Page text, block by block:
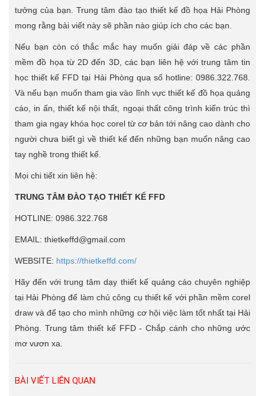
tưởng của bạn. Trung tâm đào tạo thiết kế đồ họa Hải Phòng
mong rằng bài viết này sẽ phần nào giúp ích cho các bạn.
Nếu bạn còn có thắc mắc hay muốn giải đáp về các phần
mềm đồ họa từ 2D đến 3D, các bạn liên hệ với trung tâm tin
học thiết kế FFD tại Hải Phòng qua số hotline: 0986.322.768.
Và nếu bạn muốn tham gia vào lĩnh vực thiết kế đồ họa quảng
cáo, in ấn, thiết kế nội thất, ngoại thất công trình kiến trúc thì
tham gia ngay khóa học corel từ cơ bản tới nâng cao dành cho
người chưa biết gì về thiết kế đến những bạn muốn nâng cao
tay nghề trong thiết kế.
Mọi chi tiết xin liên hệ:
TRUNG TÂM ĐÀO TẠO THIẾT KẾ FFD
HOTLINE: 0986.322.768
EMAIL: thietkeffd@gmail.com
WEBSITE: https://thietkeffd.com/
Hãy đến với trung tâm dạy thiết kế quảng cáo chuyên nghiệp
tại Hải Phòng để làm chủ công cụ thiết kế với phần mềm corel
draw và để tạo cho mình những cơ hội việc làm tốt nhất tại Hải
Phòng. Trung tâm thiết kế FFD - Chắp cánh cho những ước
mơ vươn xa.
BÀI VIẾT LIÊN QUAN